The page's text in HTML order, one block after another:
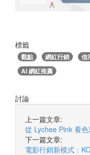
標籤
觀點 網紅行銷 信
AI 網紅推薦
討論
上一篇文章:
從 Lychee Pink 看
下一篇文章:
電影行銷新模式：